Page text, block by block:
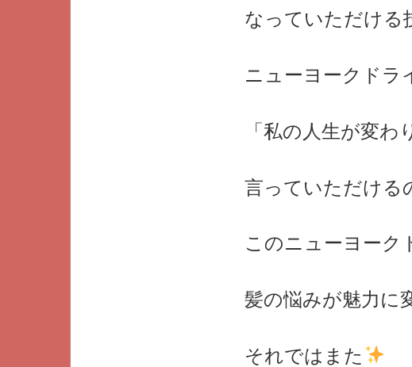
なっていただける
ニューヨークドラ
「私の人生が変わ
言っていただける
このニューヨーク
髪の悩みが魅力に
それではまた